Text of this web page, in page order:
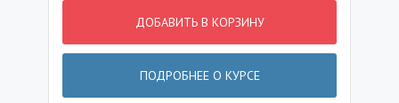
ДОБАВИТЬ В КОРЗИНУ
ПОДРОБНЕЕ О КУРСЕ